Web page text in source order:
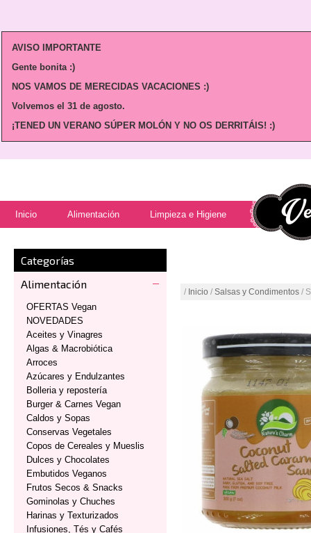
AVISO IMPORTANTE
Gente bonita :)
NOS VAMOS DE MERECIDAS VACACIONES :)
Volvemos el 31 de agosto.
¡TENED UN VERANO SÚPER MOLÓN Y NO OS DERRITÁIS! :)
Inicio Alimentación Limpieza e Higiene
Categorías
Alimentación
OFERTAS Vegan
NOVEDADES
Aceites y Vinagres
Algas & Macrobiótica
Arroces
Azúcares y Endulzantes
Bolleria y repostería
Burger & Carnes Vegan
Caldos y Sopas
Conservas Vegetales
Copos de Cereales y Mueslis
Dulces y Chocolates
Embutidos Veganos
Frutos Secos & Snacks
Gominolas y Chuches
Harinas y Texturizados
Infusiones, Tés y Cafés
/ Inicio / Salsas y Condimentos /